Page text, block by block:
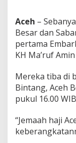
Aceh –
Besar dan
pertama
KH Ma’ruf
Mereka tiba di
Bintang, Aceh
pukul 16.00
“Jemaah haji